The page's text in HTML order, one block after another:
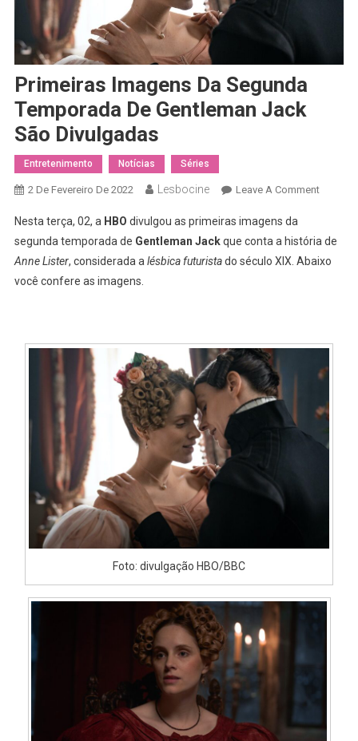
Primeiras Imagens Da Segunda
Temporada De Gentleman Jack
São Divulgadas
Entretenimento Notícias Séries
2 De Fevereiro De 2022 Lesbocine Leave A CommentOn
Da
Nesta terça, 02, a HBO divulgou as primeiras imagens da
segunda temporada de Gentleman Jackque conta a história de
Anne Lister, considerada alésbica futuristado século XIX. Abaixo
você confere as imagens.
Foto: divulgação HBO/BBC